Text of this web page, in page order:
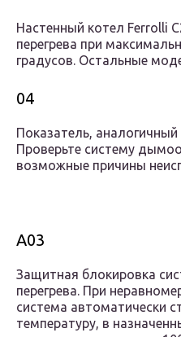
Настенный котел Ferrolli
перегрева при
градусов. Остальные
04
Показатель,
Проверьте систему
возможные причины
A03
Защитная блокировка
перегрева. При
система автоматически
температуру, в